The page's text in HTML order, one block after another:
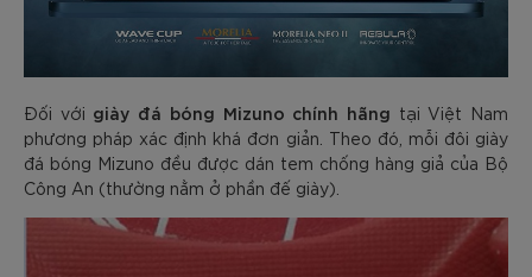
Đối với giày đá bóng Mizuno chính hãng tại Việt Nam
phương pháp xác định khá đơn giản. Theo đó, mỗi đôi giày
đá bóng Mizuno đều được dán tem chống hàng giả của Bộ
Công An (thường nằm ở phần đế giày).